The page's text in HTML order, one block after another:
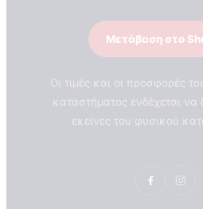
Μετάβαση στο
Οι τιμές και οι προσφορές
καταστήματος ενδέχεται
εκείνες του φυσικού